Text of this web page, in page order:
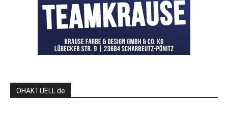
OHAKTUELL.de